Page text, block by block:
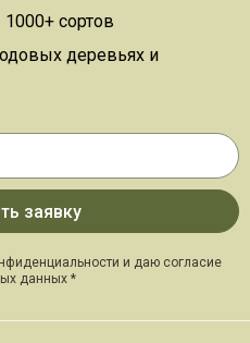
сортов
деревьях и
и даю согласие
данных *